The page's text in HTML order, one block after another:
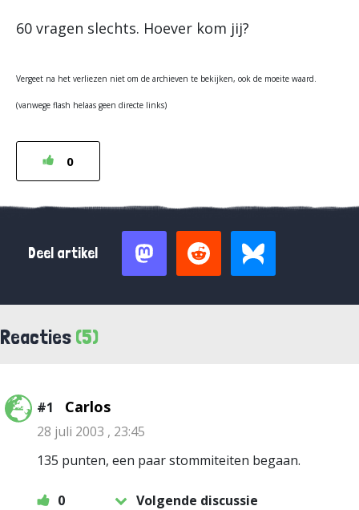
60 vragen slechts. Hoever kom jij?
Vergeet na het verliezen niet om de archieven te bekijken, ook de moeite waard.
(vanwege flash helaas geen directe links)
0
Deel artikel
Reacties (5)
#1 Carlos
28 juli 2003 , 23:45
135 punten, een paar stommiteiten begaan.
0 Volgende discussie